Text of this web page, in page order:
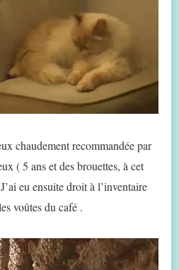
chaudement recommandée par
( 5 ans et des brouettes, à cet
eu ensuite droit à l’inventaire
voûtes du café .